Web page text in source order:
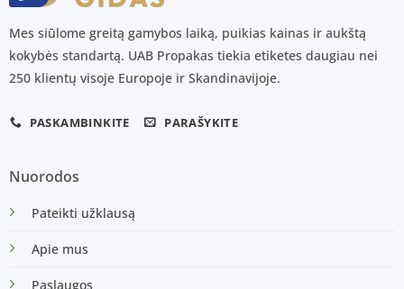
Mes siūlome greitą gamybos laiką, puikias kainas ir aukštą
kokybės standartą. UAB Propakas tiekia etiketes daugiau nei
250 klientų visoje Europoje ir Skandinavijoje.
PASKAMBINKITE PARAŠYKITE
Nuorodos
Pateikti užklausą
Apie mus
Paslaugos